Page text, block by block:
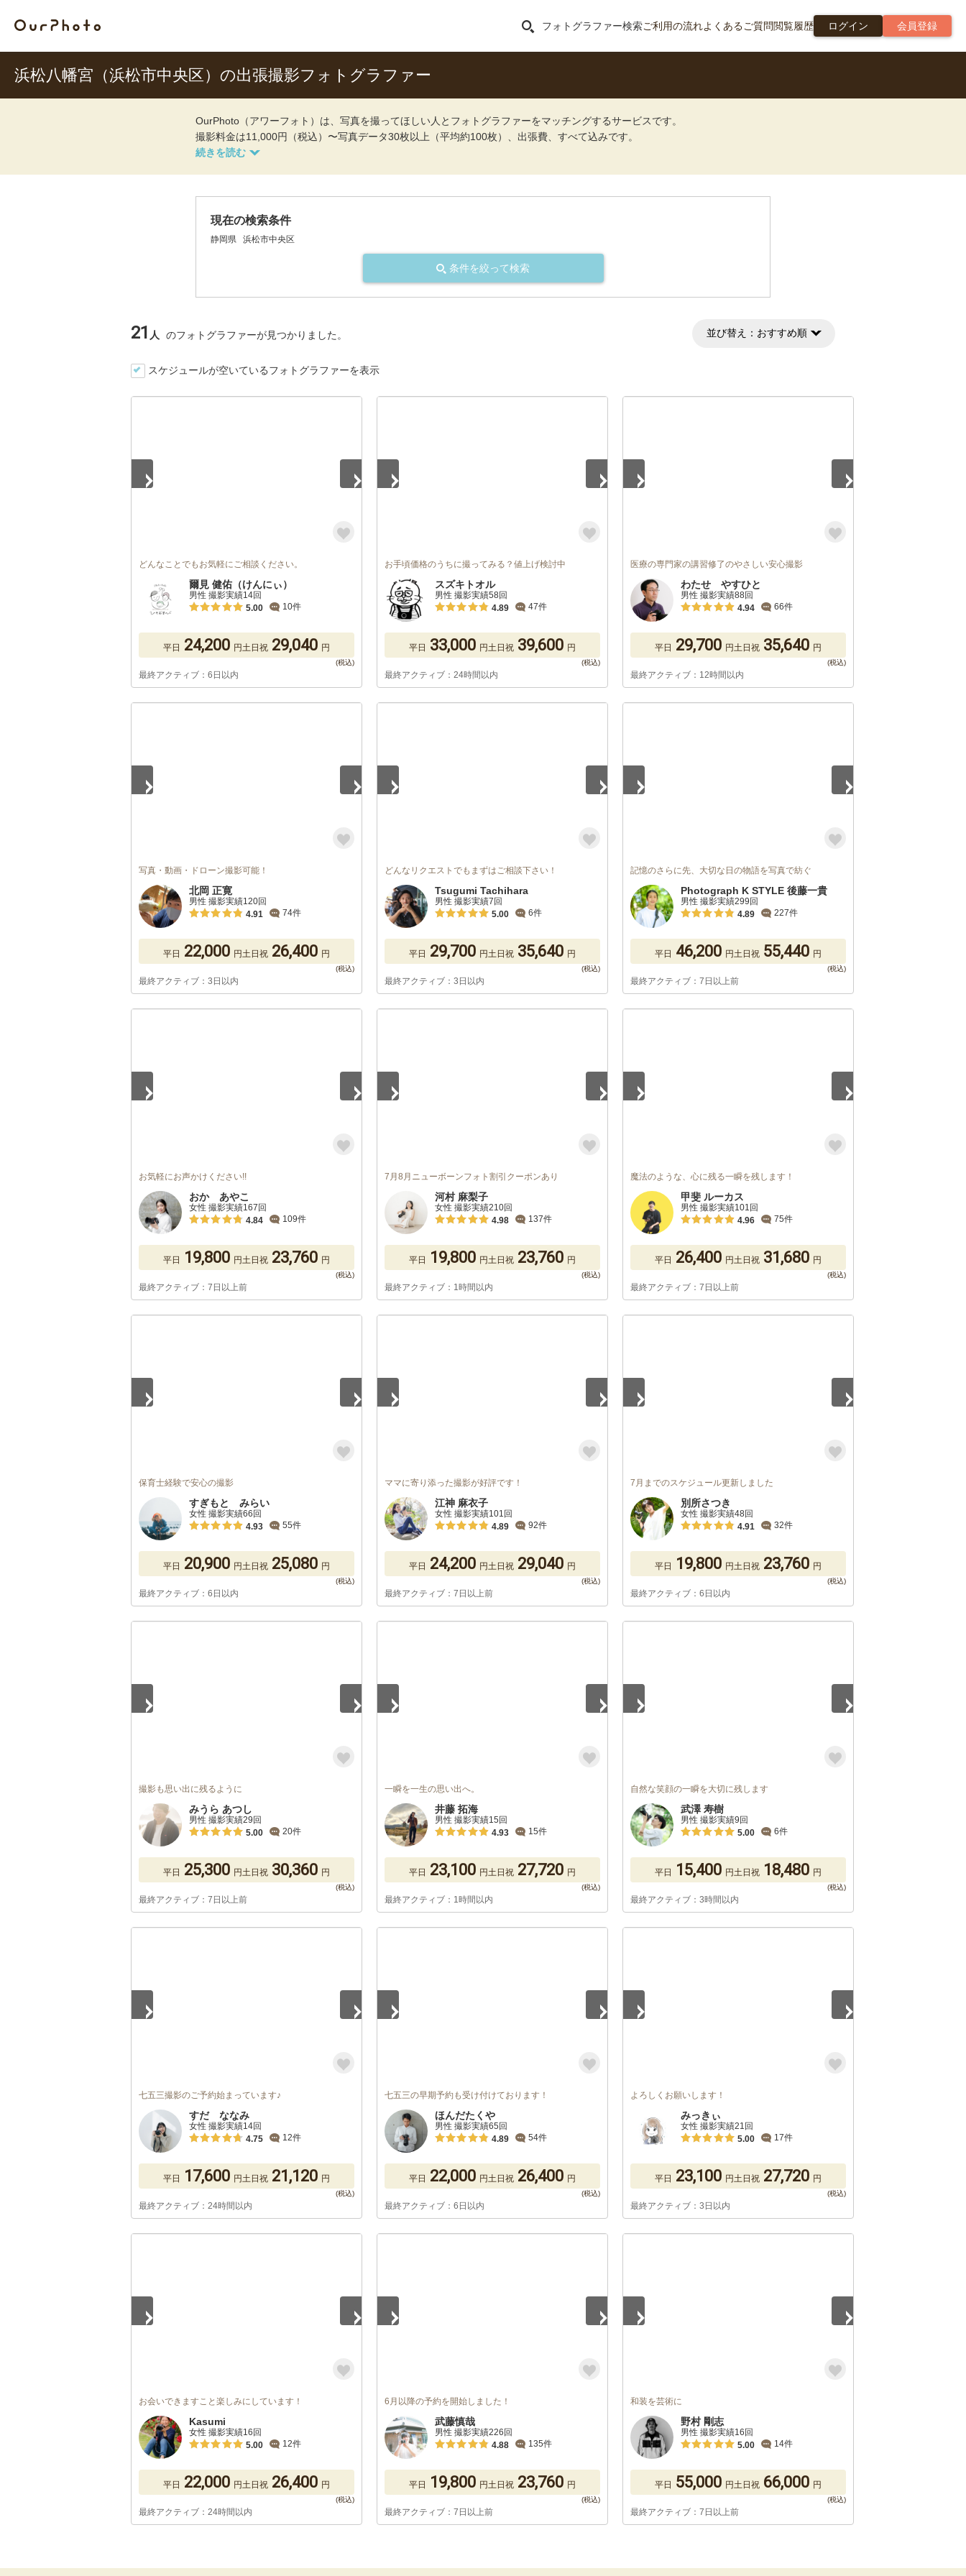
フォトグラファー検索ご利用の流れよくあるご質問閲覧履歴 ログイン 会員登録
浜松八幡宮（浜松市中央区）の出張撮影フォトグラファー
OurPhoto（アワーフォト）は、写真を撮ってほしい人とフォトグラファーをマッチングするサービスです。
撮影料金は11,000円（税込）〜写真データ30枚以上（平均約100枚）、出張費、すべて込みです。
現在の検索条件
静岡県 浜松市中央区
条件を絞って検索
21 人 のフォトグラファーが見つかりました。 並び替え： おすすめ順
スケジュールが空いているフォトグラファーを表示
どんなことでもお気軽にご相談ください。
爾見 健佑（けんにぃ）
男性 撮影実績14回
5.00
10件
平日 24,200 円土日祝 29,040 円
最終アクティブ：6日以内
お手頃価格のうちに撮ってみる？値上げ検討中
スズキトオル
男性 撮影実績58回
4.89
47件
平日 33,000 円土日祝 39,600 円
最終アクティブ：24時間以内
医療の専門家の講習修了のやさしい安心撮影
わたせ やすひと
男性 撮影実績88回
4.94
66件
平日 29,700 円土日祝 35,640 円
最終アクティブ：12時間以内
写真・動画・ドローン撮影可能！
北岡 正寛
男性 撮影実績120回
4.91
74件
平日 22,000 円土日祝 26,400 円
最終アクティブ：3日以内
どんなリクエストでもまずはご相談下さい！
Tsugumi Tachihara
男性 撮影実績7回
5.00
6件
平日 29,700 円土日祝 35,640 円
最終アクティブ：3日以内
記憶のさらに先、大切な日の物語を写真で紡ぐ
Photograph K STYLE 後藤一貴
男性 撮影実績299回
4.89
227件
平日 46,200 円土日祝 55,440 円
最終アクティブ：7日以上前
お気軽にお声かけください!!
おか あやこ
女性 撮影実績167回
4.84
109件
平日 19,800 円土日祝 23,760 円
最終アクティブ：7日以上前
7月8月ニューボーンフォト割引クーポンあり
河村 麻梨子
女性 撮影実績210回
4.98
137件
平日 19,800 円土日祝 23,760 円
最終アクティブ：1時間以内
魔法のような、心に残る一瞬を残します！
甲斐 ルーカス
男性 撮影実績101回
4.96
75件
平日 26,400 円土日祝 31,680 円
最終アクティブ：7日以上前
保育士経験で安心の撮影
すぎもと みらい
女性 撮影実績66回
4.93
55件
平日 20,900 円土日祝 25,080 円
最終アクティブ：6日以内
ママに寄り添った撮影が好評です！
江神 麻衣子
女性 撮影実績101回
4.89
92件
平日 24,200 円土日祝 29,040 円
最終アクティブ：7日以上前
7月までのスケジュール更新しました
別所さつき
女性 撮影実績48回
4.91
32件
平日 19,800 円土日祝 23,760 円
最終アクティブ：6日以内
撮影も思い出に残るように
みうら あつし
男性 撮影実績29回
5.00
20件
平日 25,300 円土日祝 30,360 円
最終アクティブ：7日以上前
一瞬を一生の思い出へ。
井藤 拓海
男性 撮影実績15回
4.93
15件
平日 23,100 円土日祝 27,720 円
最終アクティブ：1時間以内
自然な笑顔の一瞬を大切に残します
武澤 寿樹
男性 撮影実績9回
5.00
6件
平日 15,400 円土日祝 18,480 円
最終アクティブ：3時間以内
七五三撮影のご予約始まっています♪
すだ ななみ
女性 撮影実績14回
4.75
12件
平日 17,600 円土日祝 21,120 円
最終アクティブ：24時間以内
七五三の早期予約も受け付けております！
ほんだたくや
男性 撮影実績65回
4.89
54件
平日 22,000 円土日祝 26,400 円
最終アクティブ：6日以内
よろしくお願いします！
みっきぃ
女性 撮影実績21回
5.00
17件
平日 23,100 円土日祝 27,720 円
最終アクティブ：3日以内
お会いできますこと楽しみにしています！
Kasumi
女性 撮影実績16回
5.00
12件
平日 22,000 円土日祝 26,400 円
最終アクティブ：24時間以内
6月以降の予約を開始しました！
武藤慎哉
男性 撮影実績226回
4.88
135件
平日 19,800 円土日祝 23,760 円
最終アクティブ：7日以上前
和装を芸術に
野村 剛志
男性 撮影実績16回
5.00
14件
平日 55,000 円土日祝 66,000 円
最終アクティブ：7日以上前